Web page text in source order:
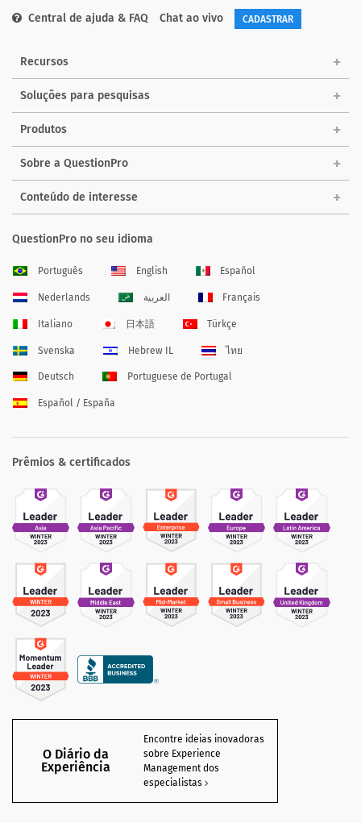
Central de ajuda & FAQ Chat ao vivo CADASTRAR
Recursos
Soluções para pesquisas
Produtos
Sobre a QuestionPro
Conteúdo de interesse
QuestionPro no seu idioma
Português English Español
Nederlands العربية Français
Italiano 日本語 Türkçe
Svenska Hebrew IL ไทย
Deutsch Portuguese de Portugal
Español / España
Prêmios & certificados
O Diário da
Experiência
Encontre ideias inovadoras
sobre Experience
Management dos
especialistas